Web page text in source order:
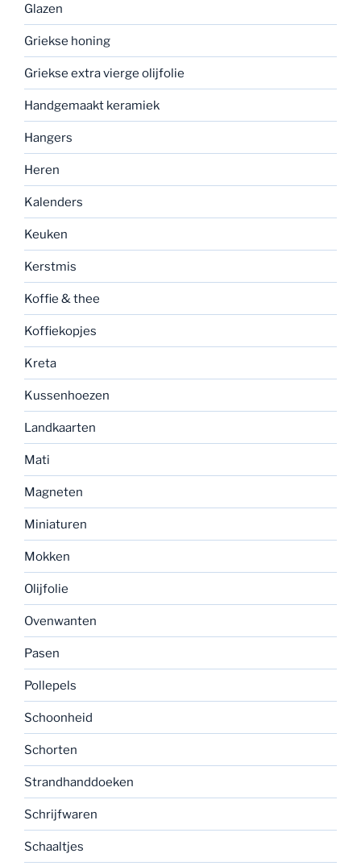
Glazen
Griekse honing
Griekse extra vierge olijfolie
Handgemaakt keramiek
Hangers
Heren
Kalenders
Keuken
Kerstmis
Koffie & thee
Koffiekopjes
Kreta
Kussenhoezen
Landkaarten
Mati
Magneten
Miniaturen
Mokken
Olijfolie
Ovenwanten
Pasen
Pollepels
Schoonheid
Schorten
Strandhanddoeken
Schrijfwaren
Schaaltjes